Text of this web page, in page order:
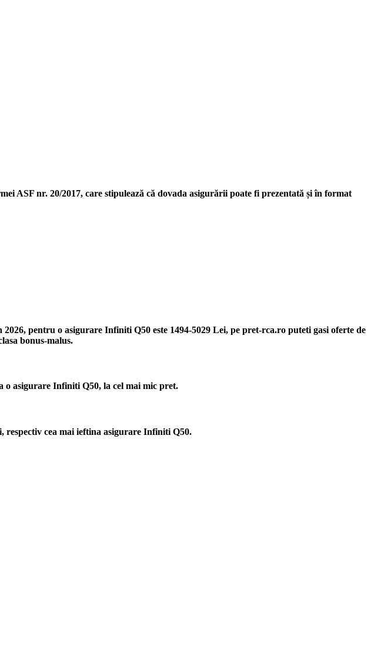
ASF nr. 20/2017, care stipulează că dovada asigurării poate fi prezentată și în format
pentru o asigurare Infiniti Q50 este 1494-5029 Lei, pe pret-rca.ro puteti gasi oferte de
bonus-malus.
asigurare Infiniti Q50, la cel mai mic pret.
cea mai ieftina asigurare Infiniti Q50.